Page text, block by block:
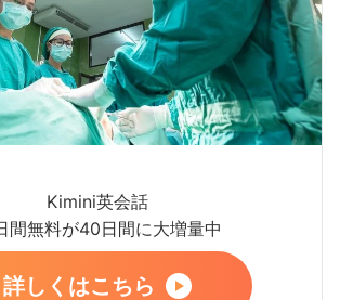
Kimini英会話
間無料が40日間に大増量中
詳しくはこちら